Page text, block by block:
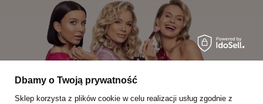
Dbamy o Twoją prywatność
Sklep korzysta z plików cookie w celu realizacji usług zgodnie z